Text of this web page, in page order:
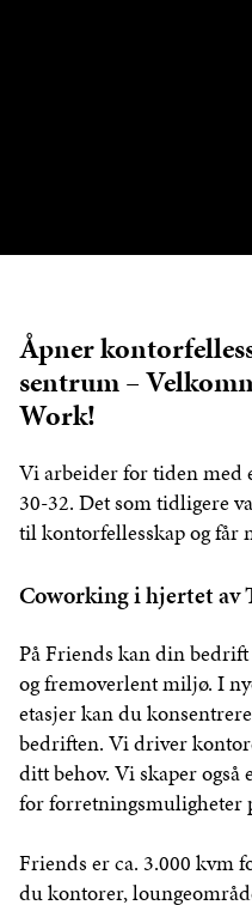
Åpner
sentrum –
Work!
Vi arbeider for tiden med
30-32. Det som tidligere
til kontorfellesskap og får
Coworking i hjertet av
På Friends kan din
og fremoverlent miljø. I
etasjer kan du
bedriften. Vi driver
ditt behov. Vi skaper også
for forretningsmuligheter
Friends er ca. 3.000 kvm
du kontorer,